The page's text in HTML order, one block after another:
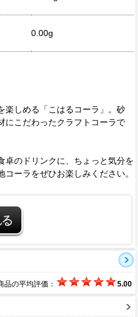
0.00g
楽しめる「こはるコーラ」。砂
にこだわったクラフトコーラで
卓のドリンクに、ちょっと気分を
ーラをぜひお楽しみください。
品の平均評価： 5.00